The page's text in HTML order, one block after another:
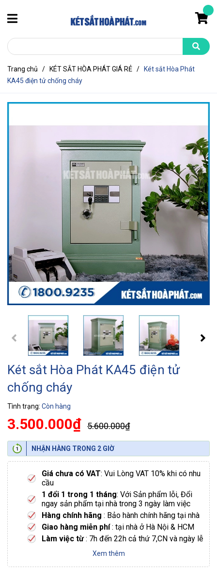
Trang chủ / KÉT SẮT HÒA PHÁT GIÁ RẺ /
Két sắt Hòa Phát
KA45 điện tử chống cháy
Két sắt Hòa Phát KA45 điện tử
chống cháy
Tình trạng: Còn hàng
3.500.000₫ 5.600.000₫
NHẬN HÀNG TRONG 2 GIỜ
Giá chưa có VAT: Vui Lòng VAT 10% khi có nhu
cầu
1 đổi 1 trong 1 tháng: Với Sản phẩm lỗi, Đổi
ngay sản phẩm tại nhà trong 3 ngày làm việc
Hàng chính hãng : Bảo hành chính hãng tại nhà
Giao hàng miễn phí: tại nhà ở Hà Nội & HCM
Làm việc từ: 7h đến 22h cả thứ 7,CN và ngày lễ
Xem thêm